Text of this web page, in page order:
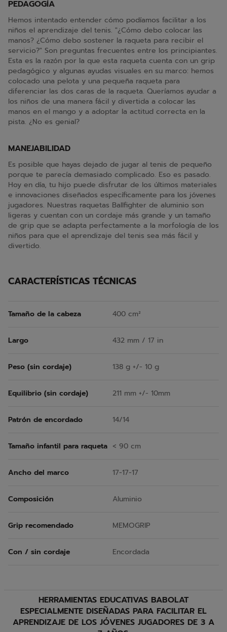
PEDAGOGÍA
Hemos intentado entender cómo podíamos facilitar a los
niños el aprendizaje del tenis. "¿Cómo debo colocar las
manos? ¿Cómo debo sostener la raqueta para recibir el
servicio?" Son preguntas frecuentes entre los principiantes.
Esta es la razón por la que esta raqueta cuenta con un grip
pedagógico y algunas ayudas visuales en su marco: hemos
colocado una pelota y una pequeña raqueta para
diferenciar las dos caras de la raqueta. Queríamos ayudar a
los niños de una manera fácil y divertida a colocar las
manos en el mango y a adoptar la actitud correcta en la
pista. ¿No es genial?
MANEJABILIDAD
Es posible que hayas dejado de jugar al tenis de pequeño
porque te parecía demasiado complicado. Eso es pasado.
Hoy en día, tu hijo puede disfrutar de los últimos materiales
e innovaciones diseñados específicamente para los jóvenes
jugadores. Nuestras raquetas Ballfighter de aluminio son
ligeras y cuentan con un cordaje más grande y un tamaño
de grip que se adapta perfectamente a la morfología de los
niños para que el aprendizaje del tenis sea más fácil y
divertido.
CARACTERÍSTICAS TÉCNICAS
Tamaño de la cabeza 400 cm²
Largo 432 mm / 17 in
Peso (sin cordaje) 138 g +/- 10 g
Equilibrio (sin cordaje) 211 mm +/- 10mm
Patrón de encordado 14/14
Tamaño infantil para raqueta < 90 cm
Ancho del marco 17-17-17
Composición Aluminio
Grip recomendado MEMOGRIP
Con / sin cordaje Encordada
HERRAMIENTAS EDUCATIVAS BABOLAT
ESPECIALMENTE DISEÑADAS PARA FACILITAR EL
APRENDIZAJE DE LOS JÓVENES JUGADORES DE 3 A